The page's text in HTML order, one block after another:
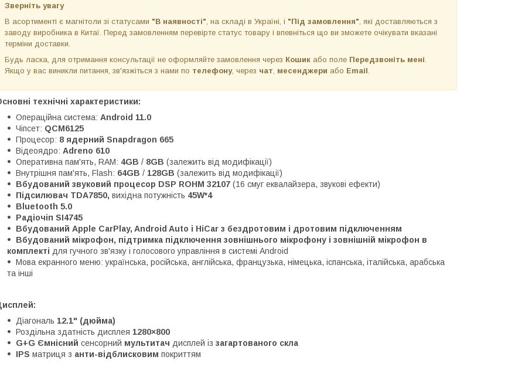
Зверніть увагу
В асортименті є магнітоли зі статусами "В наявності" , на складі в Україні, і "Під замовлення" , які доставляються з
заводу виробника в Китаї. Перед замовленням перевірте статус товару і впевніться що ви зможете очікувати вказані
терміни доставки.
Будь ласка, для отримання консультації не оформляйте замовлення через Кошик або поле Передзвоніть мені
Якщо у вас виникли питання, зв'язжіться з нами по телефону, через чат месенджери або Email
технічні характеристики:
Операційна система: Android 11.0
Чіпсет: QCM6125
Процесор: 8 ядерний Snapdragon 665
Відеоядро: Adreno 610
Оперативна пам'ять, RAM: 4GB / 8GB (залежить від модифікації)
Внутрішня пам'ять, Flash: 64GB / 128GB (залежить від модифікації)
Вбудований звуковий процесор DSP ROHM 32107 (16 смуг еквалайзера, звукові ефекти)
Підсилювач TDA7850, вихідна потужність 45W*4
Bluetooth 5.0
Радіочіп SI4745
Вбудований Apple CarPlay, Android Auto і HiCar з бездротовим і дротовим підключенням
Вбудований мікрофон, підтримка підключення зовнішнього мікрофону і зовнішній мікрофон в
комплекті для гучного зв'язку і голосового управління в системі Android
Мова екранного меню: українська, російська, англійська, французька, німецька, іспанська, італійська, арабська
та інші
Діагональ 12.1" (дюйма)
Роздільна здатність дисплея 1280×800
G+G Ємнісний сенсорний мультитач дисплей із загартованого скла
IPS матриця з анти-відблисковим покриттям